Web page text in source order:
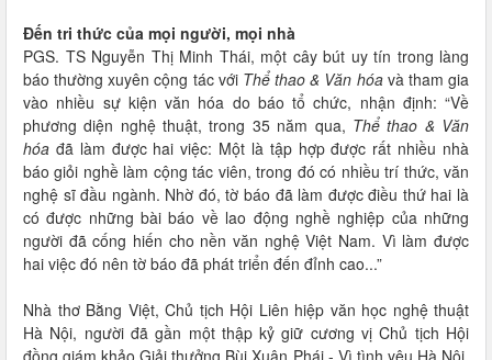
Đến tri thức của mọi người, mọi nhà
PGS. TS Nguyễn Thị Minh Thái, một cây bút uy tín trong làng
báo thường xuyên cộng tác với Thể thao & Văn hóavà tham gia
vào nhiều sự kiện văn hóa do báo tổ chức, nhận định: “Về
phương diện nghệ thuật, trong 35 năm qua, Thể thao & Văn
hóa đã làm được hai việc: Một là tập hợp được rất nhiều nhà
báo giỏi nghề làm cộng tác viên, trong đó có nhiều trí thức, văn
nghệ sĩ đầu ngành. Nhờ đó, tờ báo đã làm được điều thứ hai là
có được những bài báo về lao động nghề nghiệp của những
người đã cống hiến cho nền văn nghệ Việt Nam. Vì làm được
hai việc đó nên tờ báo đã phát triển đến đỉnh cao...”
Nhà thơ Bằng Việt, Chủ tịch Hội Liên hiệp văn học nghệ thuật
Hà Nội, người đã gần một thập kỷ giữ cương vị Chủ tịch Hội